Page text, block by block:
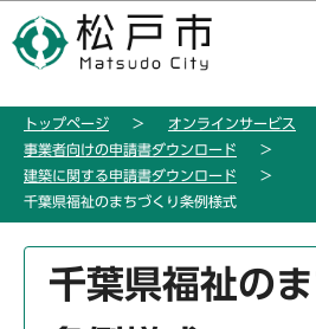
の
ー
頭
このページの本文
トップページ オンラインサービス
事業者向けの申請書ダウンロード
建築に関する申請書ダウンロード
千葉県福祉のまちづくり条例様式
千葉県福祉の